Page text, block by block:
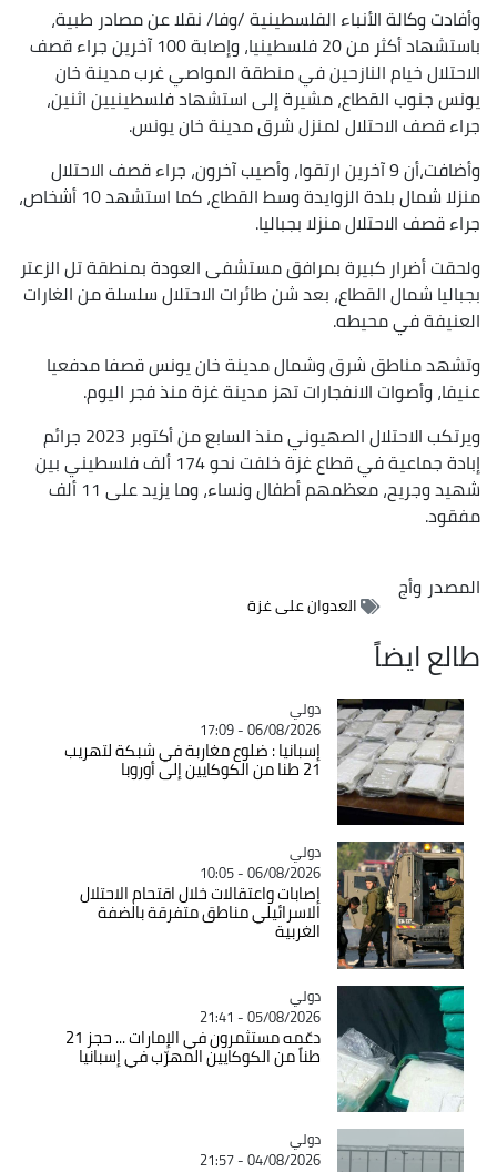
وأفادت وكالة الأنباء الفلسطينية /وفا/ نقلا عن مصادر طبية،
باستشهاد أكثر من 20 فلسطينيا، وإصابة 100 آخرين جراء قصف
الاحتلال خيام النازحين في منطقة المواصي غرب مدينة خان
يونس جنوب القطاع، مشيرة إلى استشهاد فلسطينيين اثنين،
جراء قصف الاحتلال لمنزل شرق مدينة خان يونس.
وأضافت،أن 9 آخرين ارتقوا، وأصيب آخرون، جراء قصف الاحتلال
منزلا شمال بلدة الزوايدة وسط القطاع، كما استشهد 10 أشخاص،
جراء قصف الاحتلال منزلا بجباليا.
ولحقت أضرار كبيرة بمرافق مستشفى العودة بمنطقة تل الزعتر
بجباليا شمال القطاع، بعد شن طائرات الاحتلال سلسلة من الغارات
العنيفة في محيطه.
وتشهد مناطق شرق وشمال مدينة خان يونس قصفا مدفعيا
عنيفا، وأصوات الانفجارات تهز مدينة غزة منذ فجر اليوم.
ويرتكب الاحتلال الصهيوني منذ السابع من أكتوبر 2023 جرائم
إبادة جماعية في قطاع غزة خلفت نحو 174 ألف فلسطيني بين
شهيد وجريح، معظمهم أطفال ونساء، وما يزيد على 11 ألف
مفقود.
المصدروأج
العدوان على غزة
طالع ايضاً
Catégorie
دولي
06/08/2026 - 17:09
إسبانيا : ضلوع مغاربة في شبكة لتهريب
21 طنا من الكوكايين إلى أوروبا
Catégorie
دولي
06/08/2026 - 10:05
إصابات واعتقالات خلال اقتحام الاحتلال
الاسرائيلي مناطق متفرقة بالضفة
الغربية
Catégorie
دولي
05/08/2026 - 21:41
دعّمه مستثمرون في الإمارات ... حجز 21
طناً من الكوكايين المهرّب في إسبانيا
Catégorie
دولي
04/08/2026 - 21:57